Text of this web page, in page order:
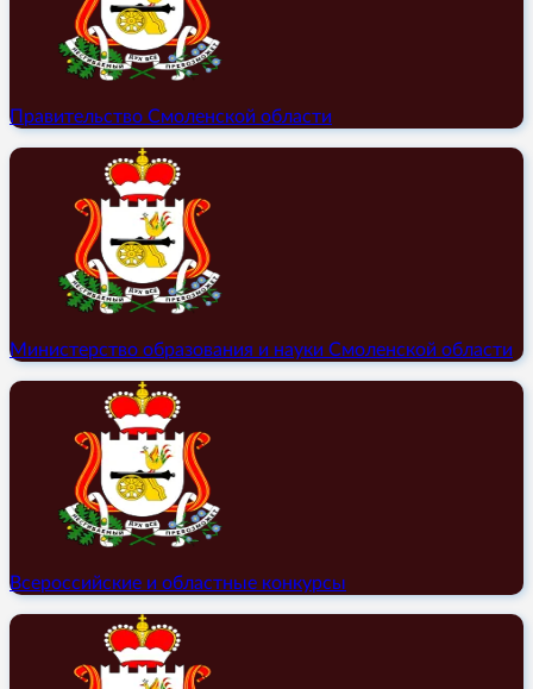
Правительство Смоленской области
Министерство образования и науки Смоленской области
Всероссийские и областные конкурсы